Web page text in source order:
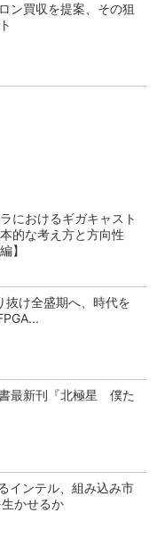
ン買収を提案、その狙
におけるギガキャスト
的な考え方と方向性
】
抜け全盛期へ、時代を
書最新刊『北極星 僕た
インテル、組み込み市
かせるか